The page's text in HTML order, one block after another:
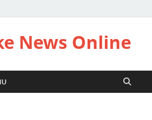
News Online